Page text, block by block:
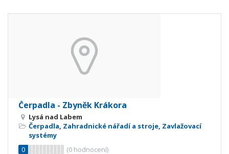
Čerpadla - Zbyněk Krákora
Lysá nad Labem
Čerpadla, Zahradnické nářadí a stroje, Zavlažovací
systémy
0
(0 hodnocení)